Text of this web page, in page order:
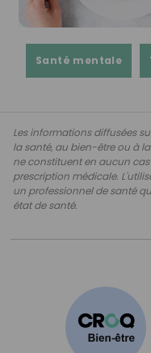
Santé mentale
Les informations diffusées
la santé, au bien-être ou à
ne constituent en aucun
prescription médicale.
un professionnel de santé
état de santé.